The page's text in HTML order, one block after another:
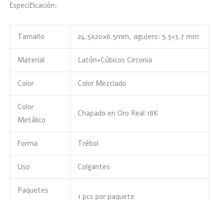
Especificación:
Tamaño 24.5x20x6.5mm, agujero: 5.5×3.7 mm
Material Latón+Cúbicos Circonia
Color Color Mezclado
Color
Metálico
Chapado en Oro Real 18K
Forma Trébol
Uso Colgantes
Paquetes
1 pcs por paquete